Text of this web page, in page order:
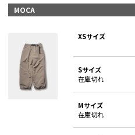
MOCA
XSサイズ
Sサイズ
在庫切れ
Mサイズ
在庫切れ